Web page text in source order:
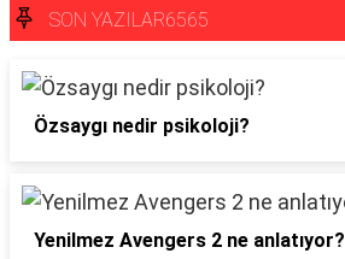
SON YAZILAR6565
Özsaygı nedir psikoloji?
Yenilmez Avengers 2 ne anlatıyor?